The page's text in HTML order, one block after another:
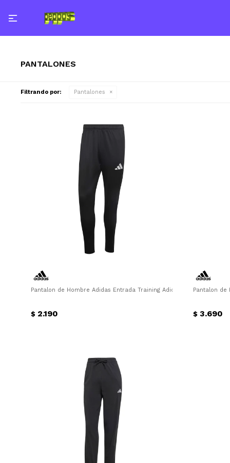

PANTALONES
Filtrando por: Pantalones
Pantalon de Hombre Adidas Entrada Training Adidas - Negro
$ 2.190
Pantalon de
$ 3.690